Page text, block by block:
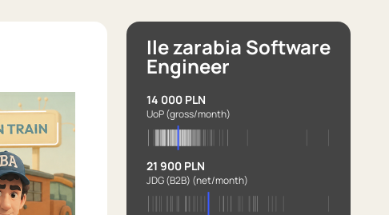
Ile zarabia Software
Engineer
14 000 PLN
UoP(gross/month)
21 900 PLN
JDG (B2B) (net/month)